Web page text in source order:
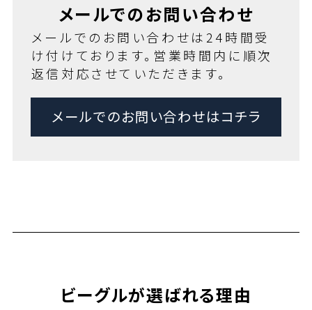
メールでのお問い合わせ
メールでのお問い合わせは24時間受
け付けております。営業時間内に順次
返信対応させていただきます。
メールでのお問い合わせはコチラ
ビーグルが選ばれる理由